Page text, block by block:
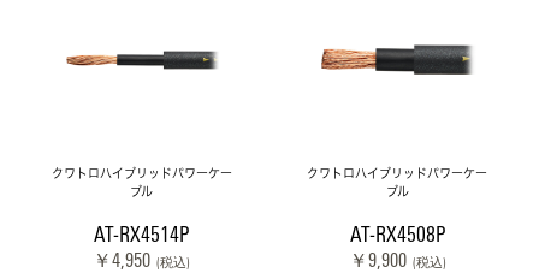
クワトロハイブリッドパワーケー
ブル
AT-RX4514P
￥4,950 (税込)
クワトロハイブリッドパワーケー
ブル
AT-RX4508P
￥9,900 (税込)